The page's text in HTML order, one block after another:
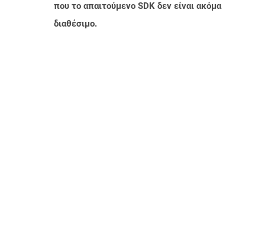
που το απαιτούμενο SDK δεν είναι ακόμα
διαθέσιμο.